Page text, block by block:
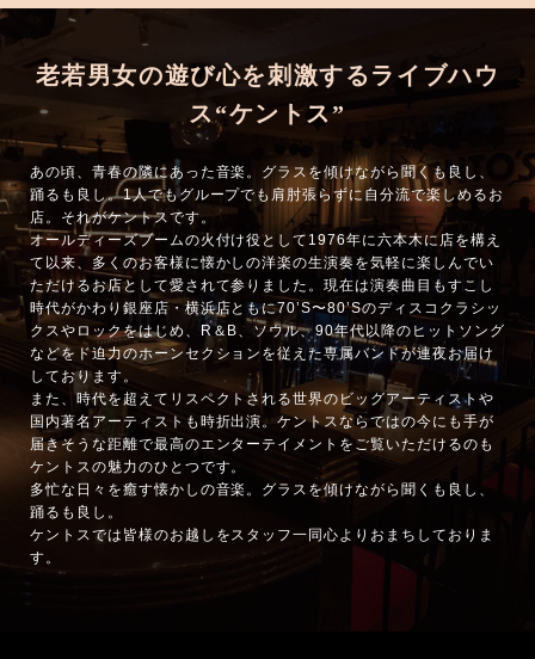
老若男女の遊び心を刺激するライブハウ
ス“ケントス”
あの頃、青春の隣にあった音楽。グラスを傾けながら聞くも良し、
踊るも良し。1人でもグループでも肩肘張らずに自分流で楽しめるお
店。それがケントスです。
オールディーズブームの火付け役として1976年に六本木に店を構え
て以来、多くのお客様に懐かしの洋楽の生演奏を気軽に楽しんでい
ただけるお店として愛されて参りました。現在は演奏曲目もすこし
時代がかわり銀座店・横浜店ともに70’S〜80’Sのディスコクラシッ
クスやロックをはじめ、R＆B、ソウル、90年代以降のヒットソング
などをド迫力のホーンセクションを従えた専属バンドが連夜お届け
しております。
また、時代を超えてリスペクトされる世界のビッグアーティストや
国内著名アーティストも時折出演。ケントスならではの今にも手が
届きそうな距離で最高のエンターテイメントをご覧いただけるのも
ケントスの魅力のひとつです。
多忙な日々を癒す懐かしの音楽。グラスを傾けながら聞くも良し、
踊るも良し。
ケントスでは皆様のお越しをスタッフ一同心よりおまちしておりま
す。